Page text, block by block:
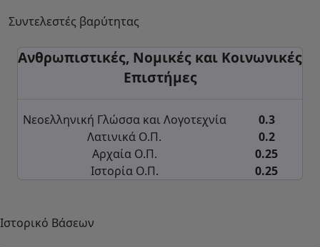
Συντελεστές βαρύτητας
Ανθρωπιστικές, Νομικές και Κοινωνικές
Επιστήμες
Νεοελληνική Γλώσσα και Λογοτεχνία
0.3
Λατινικά Ο.Π.
0.2
Αρχαία Ο.Π.
0.25
Ιστορία Ο.Π.
0.25
Ιστορικό Βάσεων